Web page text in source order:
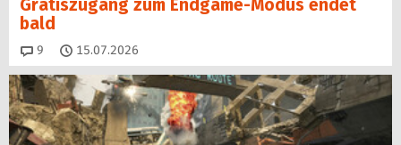
Gratiszugang zum Endgame-Modus endet
bald
9 Kommentare
15.07.2026